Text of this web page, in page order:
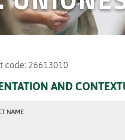
code: 26613010
AND
NAME